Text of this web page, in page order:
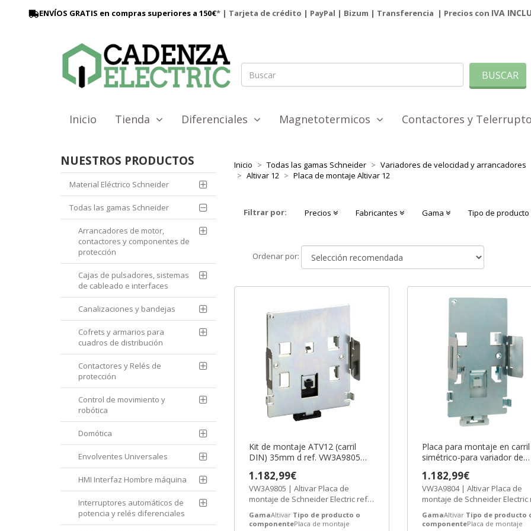
ENVÍOS GRATIS en compras superiores a 150€* | Tarjeta de crédito | PayPal | Bizum | Transferencia | Precios con IVA
BUSCAR
Inicio Tienda Diferenciales Magnetotermicos Contactores y
Inicio Todas las gamas Schneider Variadores de velocidad y arrancadores
Altivar 12
Placa de montaje Altivar 12
Filtrar por: Precios Fabricantes Gama Tipo de
Ordenar por:
Ordenar
por
Kit de montaje ATV12 (carril
DIN) 35mm d ref. VW3A9805
SEMANAS]
1.182,99€
VW3A9805 | Altivar Placa de
montaje de Schneider Electric ref.
con...
GamaAltivar Tipo de producto o
componentePlaca de montaje
Placa para montaje en
simétrico-para variador de
Schneider Electric [PLAZO 3-6
SEMANAS]
1.182,99€
VW3A9804 | Altivar Placa de
montaje de Schneider Electric
con...
GamaAltivar Tipo de producto
componentePlaca de montaje
NUESTROS PRODUCTOS
Material Eléctrico Schneider
Todas las gamas Schneider
Arrancadores de motor,
contactores y componentes de
protección
Cajas de pulsadores, sistemas
de cableado e interfaces
Canalizaciones y bandejas
Cofrets y armarios para
cuadros de distribución
Contactores y Relés de
protección
Control de movimiento y
robótica
Domótica
Envolventes Universales
HMI Interfaz Hombre máquina
Interruptores automáticos de
potencia y relés diferenciales